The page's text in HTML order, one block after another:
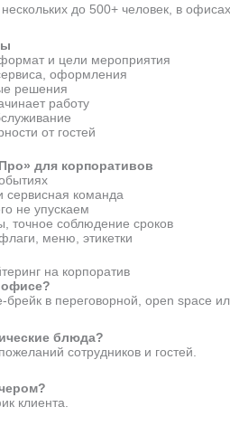
до 500+ человек, в
и цели мероприятия
оформления
решения
работу
от гостей
для корпоративов
сервисная команда
не упускаем
точное соблюдение сроков
меню, этикетки
на корпоратив
офисе?
в переговорной, open space
блюда?
сотрудников и гостей.
клиента.